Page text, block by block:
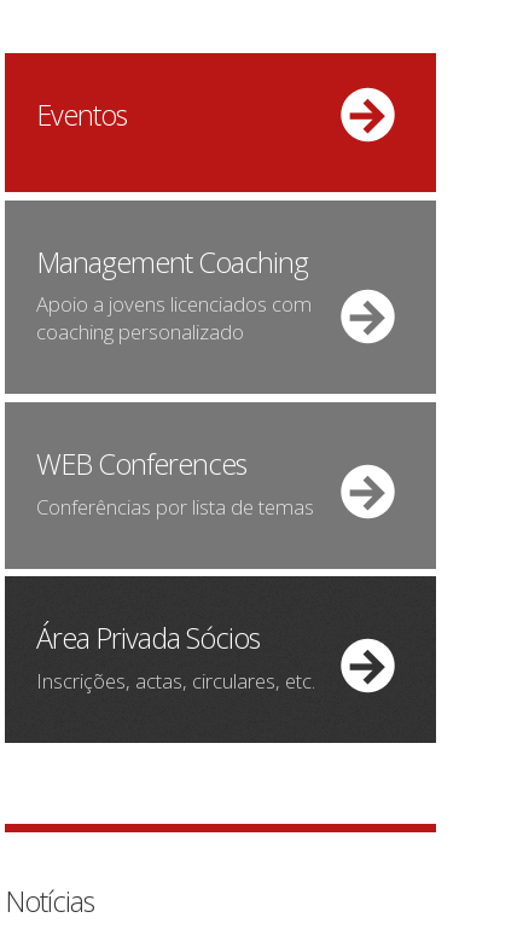
Eventos
Management Coaching
Apoio a jovens licenciados com
coaching personalizado
WEB Conferences
Conferências por lista de temas
Área Privada Sócios
Inscrições, actas, circulares, etc.
Notícias